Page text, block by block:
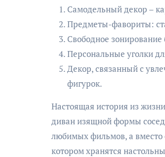
Самодельный декор –
Предметы-фавориты:
Свободное
Персональные уголки
Декор, связанный с
фигурок.
Настоящая история из
диван изящной формы
любимых фильмов, а вместо
котором хранятся